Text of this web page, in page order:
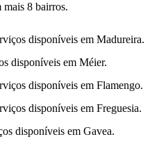
mais 8 bairros.
disponíveis em Madureira.
disponíveis em Méier.
disponíveis em Flamengo.
disponíveis em Freguesia.
disponíveis em Gavea.